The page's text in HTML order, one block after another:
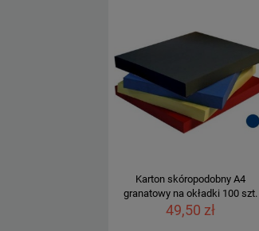
Karton skóropodobny A4
granatowy na okładki 100 szt.
49,50 zł